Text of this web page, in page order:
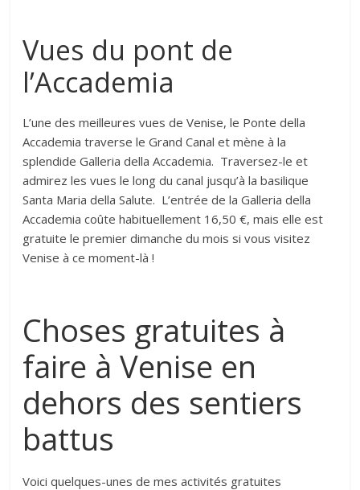
Vues du pont de
l’Accademia
L’une des meilleures vues de Venise, le Ponte della
Accademia traverse le Grand Canal et mène à la
splendide Galleria della Accademia. Traversez-le et
admirez les vues le long du canal jusqu’à la basilique
Santa Maria della Salute. L’entrée de la Galleria della
Accademia coûte habituellement 16,50 €, mais elle est
gratuite le premier dimanche du mois si vous visitez
Venise à ce moment-là !
Choses gratuites à
faire à Venise en
dehors des sentiers
battus
Voici quelques-unes de mes activités gratuites